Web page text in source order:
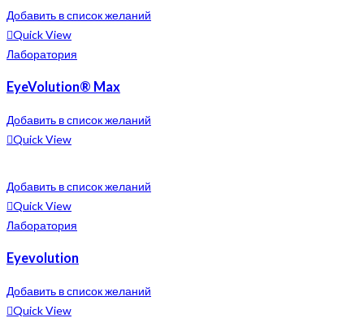
Добавить в список желаний
Quick View
Лаборатория
EyeVolution® Max
Добавить в список желаний
Quick View
Добавить в список желаний
Quick View
Лаборатория
Eyevolution
Добавить в список желаний
Quick View